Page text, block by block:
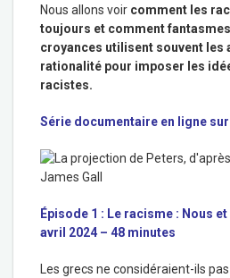
Nous allons voir comment les
toujours et comment
croyances utilisent souvent les
rationalité pour imposer les
racistes.
Série documentaire en ligne
Épisode 1 : Le racisme : Nous
avril 2024 – 48 minutes
Les grecs ne considéraient-ils